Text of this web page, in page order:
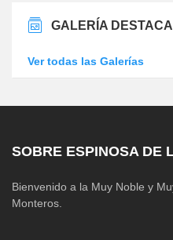
GALERÍA
Ver todas las Galerías
SOBRE ESPINOSA DE
Bienvenido a la Muy Noble y
Monteros.